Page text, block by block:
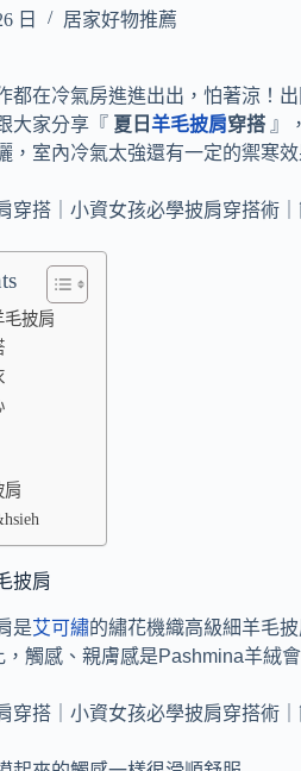
日 居家好物推薦
都在冷氣房進進出出，怕著涼！
大家分享『 夏日 羊毛披肩穿搭 』
，室內冷氣太強還有一定的禦寒效
毛披肩
肩
披肩
是艾可繡的繡花機織高級細羊毛
觸感、親膚感是Pashmina羊絨會